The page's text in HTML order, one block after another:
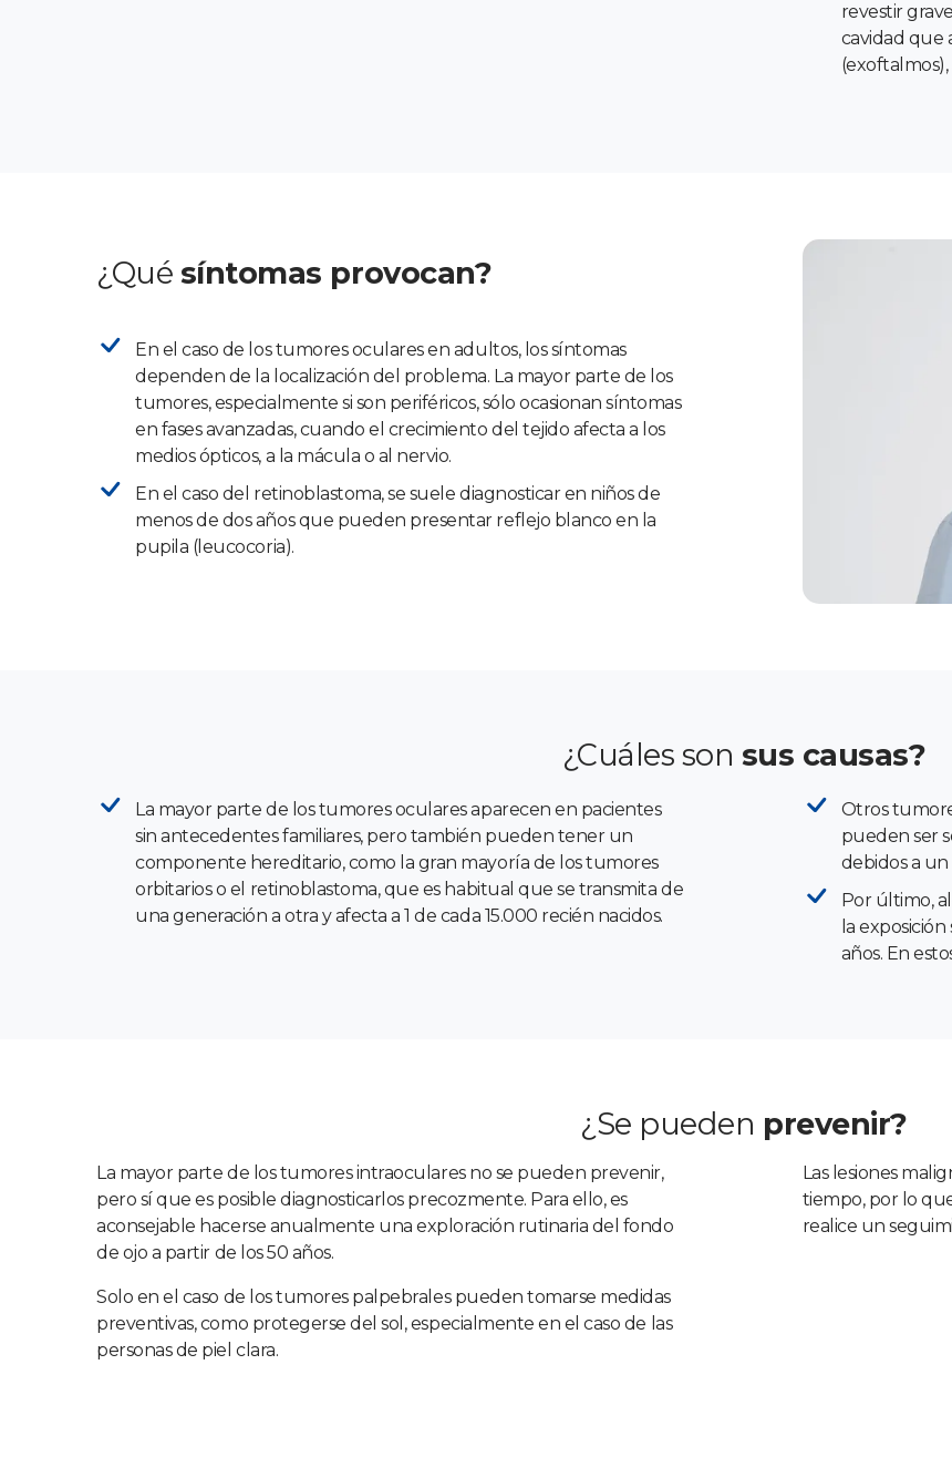
revestir
cavidad que
¿Qué síntomas provocan?
En el caso de los tumores oculares en adultos, los síntomas
dependen de la localización del problema. La mayor parte de los
tumores, especialmente si son periféricos, sólo ocasionan síntomas
en fases avanzadas, cuando el crecimiento del tejido afecta a los
medios ópticos, a la mácula o al nervio.
En el caso del retinoblastoma, se suele diagnosticar en niños de
menos de dos años que pueden presentar reflejo blanco en la
pupila (leucocoria).
¿Cuáles son sus causas?
La mayor parte de los tumores oculares aparecen en pacientes
sin antecedentes familiares, pero también pueden tener un
componente hereditario, como la gran mayoría de los tumores
orbitarios o el retinoblastoma, que es habitual que se transmita de
una generación a otra y afecta a 1 de cada 15.000 recién nacidos.
Otros
pueden ser
debidos a un
Por último,
la
años. En
¿Se pueden prevenir?
La mayor parte de los tumores intraoculares no se pueden prevenir,
pero sí que es posible diagnosticarlos precozmente. Para ello, es
aconsejable hacerse anualmente una exploración rutinaria del fondo
de ojo a partir de los 50 años.
Solo en el caso de los tumores palpebrales pueden tomarse medidas
preventivas, como protegerse del sol, especialmente en el caso de las
personas de piel clara.
Las lesiones
tiempo, por lo
realice un